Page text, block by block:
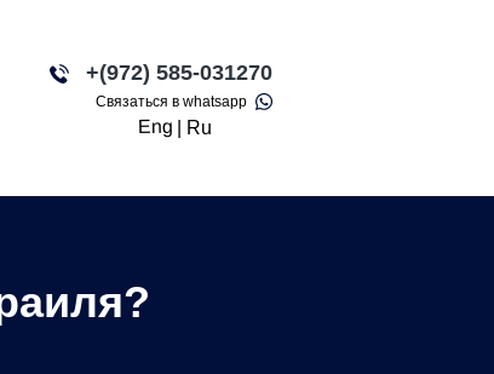
Связаться в whatsapp
LET'S GO!
Eng Ru
+(972) 585-031270